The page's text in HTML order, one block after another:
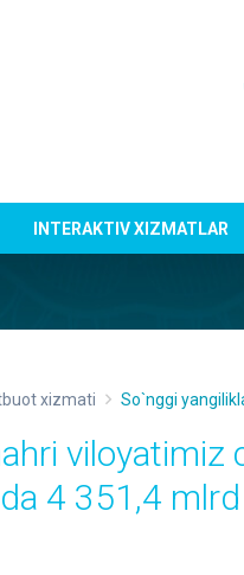
INTERAKTIV XIZMATLAR
xizmati So`nggi
viloyatimiz
4 351,4